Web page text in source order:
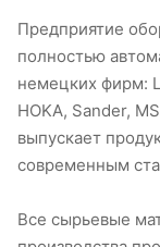
Предприятие
полностью
немецких фирм:
HOKA, Sander,
выпускает
современным
Все сырьевые